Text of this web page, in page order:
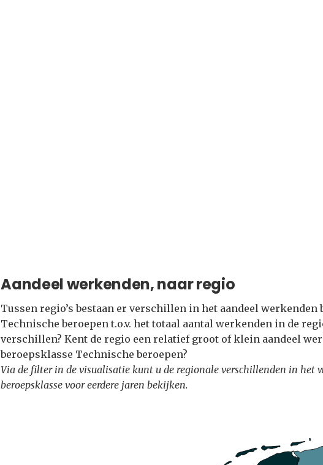
Aandeel werkenden, naar regio
Tussen regio’s bestaan er verschillen in het aandeel werkenden
Technische beroepen t.o.v. het totaal aantal werkenden in de
verschillen? Kent de regio een relatief groot of klein aandeel
beroepsklasse Technische beroepen?
Via de filter in de visualisatie kunt u de regionale verschillenden in het
beroepsklasse voor eerdere jaren bekijken.